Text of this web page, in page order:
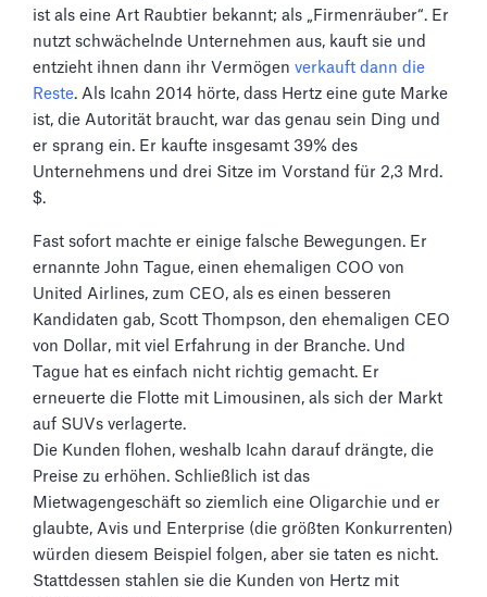
ist als eine Art Raubtier bekannt; als „Firmenräuber“. Er
nutzt schwächelnde Unternehmen aus, kauft sie und
entzieht ihnen dann ihr Vermögen verkauft dann die
Reste. Als Icahn 2014 hörte, dass Hertz eine gute Marke
ist, die Autorität braucht, war das genau sein Ding und
er sprang ein. Er kaufte insgesamt 39% des
Unternehmens und drei Sitze im Vorstand für 2,3 Mrd.
$.
Fast sofort machte er einige falsche Bewegungen. Er
ernannte John Tague, einen ehemaligen COO von
United Airlines, zum CEO, als es einen besseren
Kandidaten gab, Scott Thompson, den ehemaligen CEO
von Dollar, mit viel Erfahrung in der Branche. Und
Tague hat es einfach nicht richtig gemacht. Er
erneuerte die Flotte mit Limousinen, als sich der Markt
auf SUVs verlagerte.
Die Kunden flohen, weshalb Icahn darauf drängte, die
Preise zu erhöhen. Schließlich ist das
Mietwagengeschäft so ziemlich eine Oligarchie und er
glaubte, Avis und Enterprise (die größten Konkurrenten)
würden diesem Beispiel folgen, aber sie taten es nicht.
Stattdessen stahlen sie die Kunden von Hertz mit